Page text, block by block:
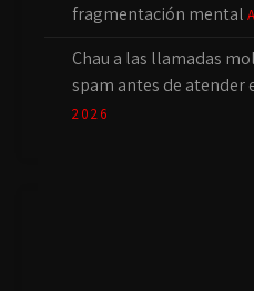
fragmentación mental
Chau a las llamadas
spam antes de atender
2026